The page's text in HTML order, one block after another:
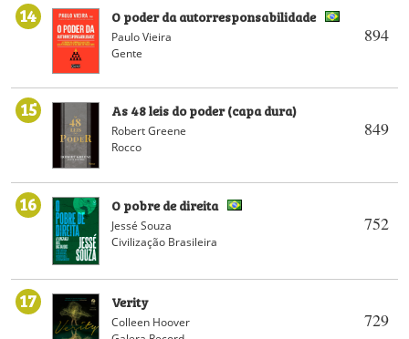
14
894
O poder da autorresponsabilidade
Paulo Vieira
Gente
15
849
As 48 leis do poder (capa dura)
Robert Greene
Rocco
16
752
O pobre de direita
Jessé Souza
Civilização Brasileira
17
729
Verity
Colleen Hoover